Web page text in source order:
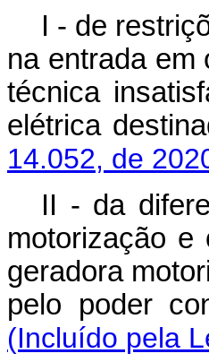
I - de
na entrada em
técnica
elétrica
14.052, de
II - da
motorização
geradora
pelo poder
(Incluído pela